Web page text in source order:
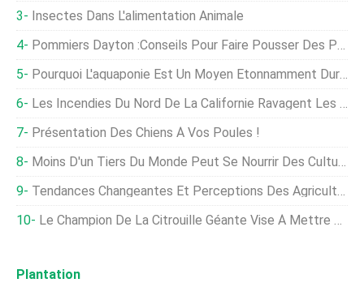
Insectes Dans L'alimentation Animale
Pommiers Dayton :Conseils Pour Faire Pousser Des Pommes Dayton À La Maison
Pourquoi L'aquaponie Est Un Moyen Étonnamment Durable De Mettre De La Nourriture Sur Votre Table
Les Incendies Du Nord De La Californie Ravagent Les Cultures De Raisin Et De Cannabis
Présentation Des Chiens À Vos Poules !
Moins D'un Tiers Du Monde Peut Se Nourrir Des Cultures Locales, Dit Étude
Tendances Changeantes Et Perceptions Des Agriculteurs Concernant Les Additifs Alimentaires
Le Champion De La Citrouille Géante Vise À Mettre Fin À La Faim Dans Le Monde Avec Sa Nouvelle Invention :le BroGro
Plantation